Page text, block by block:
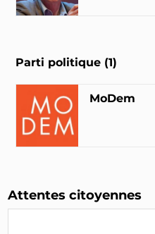
Parti politique (1)
MoDem
Attentes citoyennes